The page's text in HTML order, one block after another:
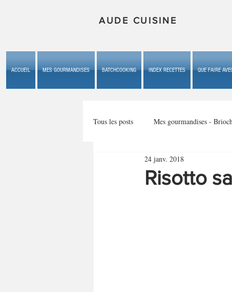
AUDE CUISINE
ACCUEIL MES GOURMANDISES BATCHCOOKING INDEX RECETTES QUE FAIRE
Tous les posts Mes gourmandises -
Mes gourmandises - les gâteaux du b
Risotto
24 janv. 2018